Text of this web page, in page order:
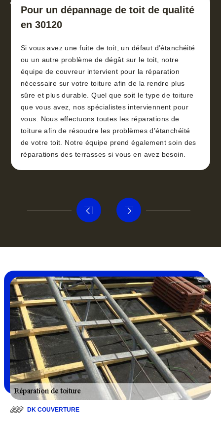
toiture 30
Pour un dépannage de toit de qualité
en 30120
Si vous avez une fuite de toit, un défaut d’étanchéité
ou un autre problème de dégât sur le toit, notre
équipe de couvreur intervient pour la réparation
nécessaire sur votre toiture afin de la rendre plus
sûre et plus durable. Quel que soit le type de toiture
que vous avez, nos spécialistes interviennent pour
vous. Nous effectuons toutes les réparations de
toiture afin de résoudre les problèmes d’étanchéité
de votre toit. Notre équipe prend également soin des
réparations des terrasses si vous en avez besoin.
DK COUVERTURE